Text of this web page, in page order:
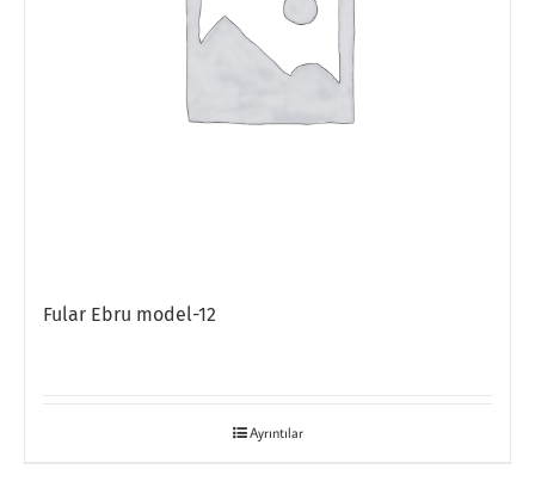
Fular Ebru model-12
Ayrıntılar